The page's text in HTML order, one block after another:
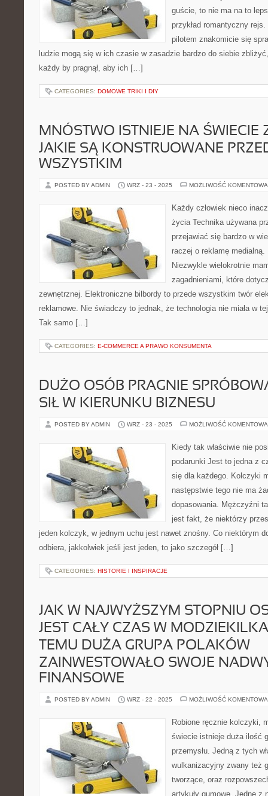
guście, to nie ma na to
przykład romantyczny
pilotem znakomicie się
ludzie mogą się w ich czasie w zasadzie bardzo do siebie
każdy by pragnął, aby ich […]
CATEGORIES: DOMOWE TRIKI I DIY
MNÓSTWO ISTNIEJE NA ŚWIECIE
JAKIE SĄ KONSTRUOWANE
WSZYSTKIM
POSTED BY ADMIN WRZ - 23 - 2025 MOŻLIWOŚĆ
Każdy człowiek nieco
życia Technika używana
przejawiać się bardzo w
raczej o reklamę
Niezwykle wielokrotnie
zagadnieniami, które
zewnętrznej. Elektroniczne bilbordy to przede wszystkim twór
reklamowe. Nie świadczy to jednak, że technologia nie miała w
Tak samo […]
CATEGORIES: E-COMMERCE A PRAWO KONSUMENTA
DUŻO OSÓB PRAGNIE
SIŁ W KIERUNKU BIZNESU
POSTED BY ADMIN WRZ - 23 - 2025 MOŻLIWOŚĆ
Kiedy tak właściwie nie
podarunki Jest to jedna z
się dla każdego. Kolczyki
następstwie tego nie ma
dopasowania. Mężczyźni
jest fakt, że niektórzy
jeden kolczyk, w jednym uchu jest nawet znośny. Co niektórym
odbiera, jakkolwiek jeśli jest jeden, to jako szczegół […]
CATEGORIES: HISTORIE I INSPIRACJE
JAK W NAJWYŻSZYM STOPNIU
JEST CAŁY CZAS W
TEMU DUŻA GRUPA POLAKÓW
ZAINWESTOWAŁO SWOJE
FINANSOWE
POSTED BY ADMIN WRZ - 22 - 2025 MOŻLIWOŚĆ
Robione ręcznie kolczyki,
świecie istnieje duża ilość
przemysłu. Jedną z tych
wulkanizacyjny zwany też
tworzące, oraz
artykuły gumowe. Jedne z